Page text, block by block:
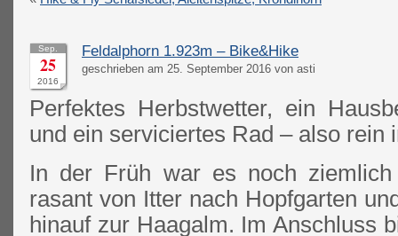
Sep.
25
2016
Feldalphorn 1.923m – Bike&Hike
geschrieben am 25. September 2016 von asti
Perfektes Herbstwetter, ein
und ein serviciertes Rad – also rein
In der Früh war es noch
rasant von Itter nach Hopfgarten
hinauf zur Haagalm. Im Anschluss